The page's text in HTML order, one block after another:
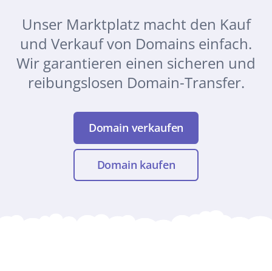
Unser Marktplatz macht den Kauf
und Verkauf von Domains einfach.
Wir garantieren einen sicheren und
reibungslosen Domain-Transfer.
Domain verkaufen
Domain kaufen